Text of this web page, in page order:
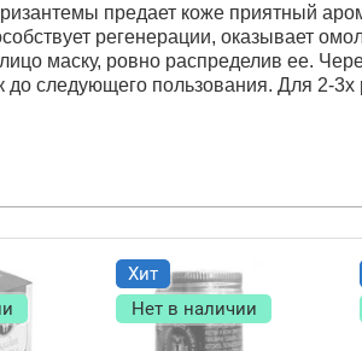
предает коже приятный
регенерации, оказывает
маску, ровно распределив ее.
до следующего пользования. Для 2-
Хит
Нет в наличии